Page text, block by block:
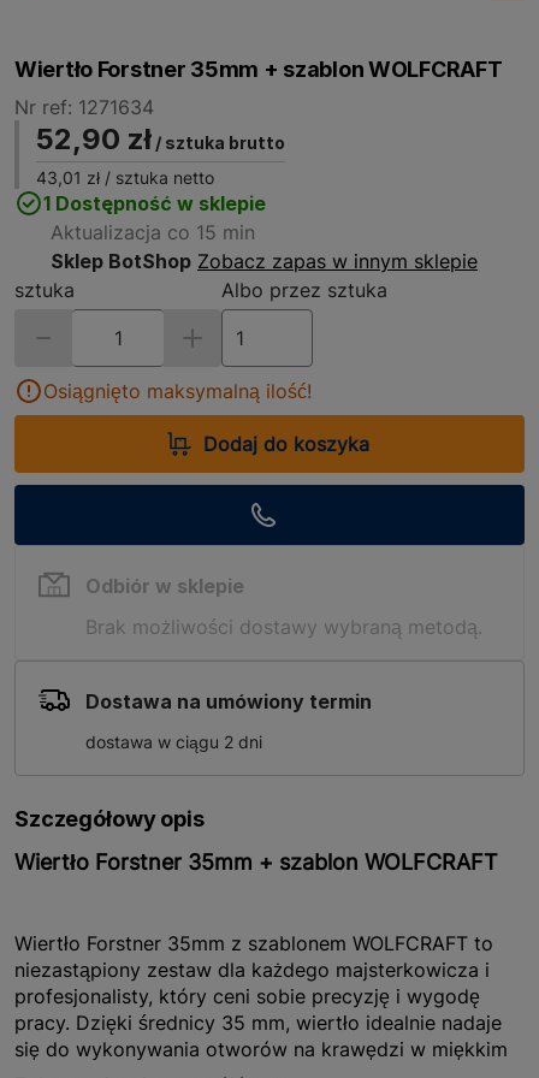
Wiertło Forstner 35mm + szablon WOLFCRAFT
Nr ref: 1271634
52,90 zł / sztuka brutto
43,01 zł / sztuka netto
1 Dostępność w sklepie
Aktualizacja co 15 min
Sklep BotShop Zobacz zapas w innym sklepie
sztuka
Albo przez sztuka
Osiągnięto maksymalną ilość!
Dodaj do koszyka
Odbiór w sklepie
Brak możliwości dostawy wybraną metodą.
Dostawa na umówiony termin
dostawa w ciągu 2 dni
Szczegółowy opis
Wiertło Forstner 35mm + szablon WOLFCRAFT
Wiertło Forstner 35mm z szablonem WOLFCRAFT to
niezastąpiony zestaw dla każdego majsterkowicza i
profesjonalisty, który ceni sobie precyzję i wygodę
pracy. Dzięki średnicy 35 mm, wiertło idealnie nadaje
się do wykonywania otworów na krawędzi w miękkim